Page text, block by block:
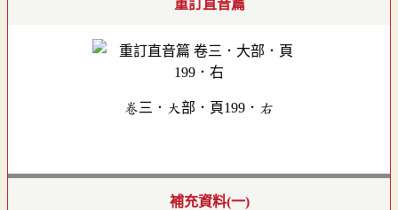
重訂直音篇
卷三．大部．頁199．右
補充資料(一)